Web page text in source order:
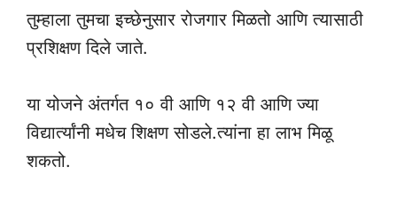
तुम्हाला तुमचा इच्छेनुसार रोजगार मिळतो आणि त्यासाठी
प्रशिक्षण दिले जाते.
या योजने अंतर्गत १० वी आणि १२ वी आणि ज्या
विद्यार्त्यांनी मधेच शिक्षण सोडले.त्यांना हा लाभ मिळू
शकतो.